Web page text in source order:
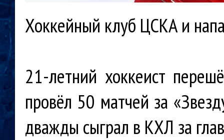
Хоккейный клуб ЦСКА и
21-летний хоккеист
провёл 50 матчей за
дважды сыграл в КХЛ за